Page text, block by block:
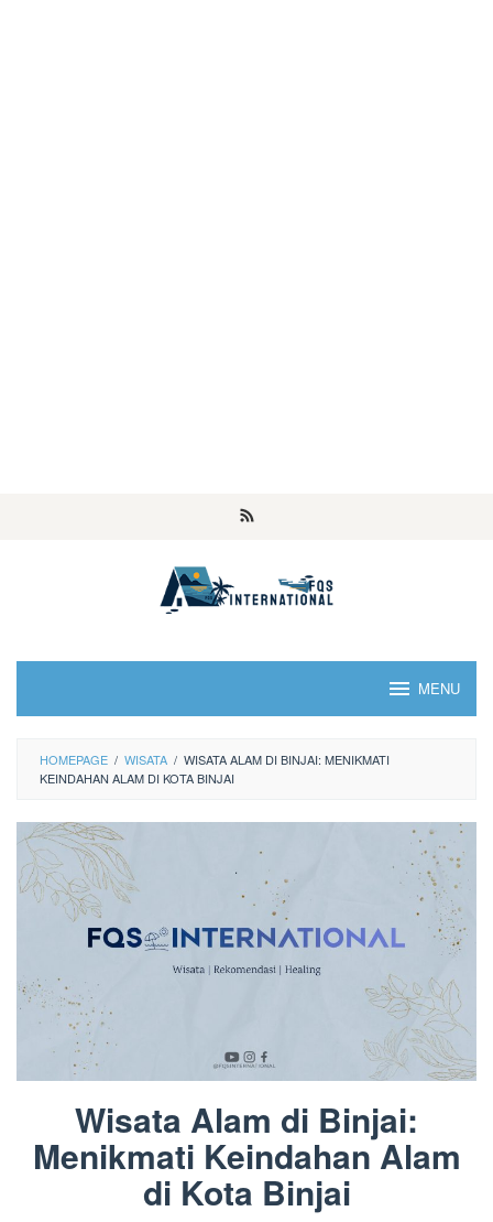
MENU
HOMEPAGE / WISATA / WISATA ALAM DI BINJAI: MENIKMATI
KEINDAHAN ALAM DI KOTA BINJAI
Wisata Alam di Binjai:
Menikmati Keindahan Alam
di Kota Binjai